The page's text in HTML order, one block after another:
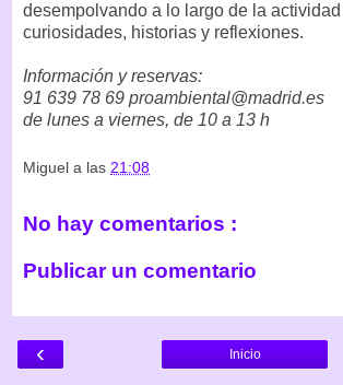
desempolvando a lo largo de la
curiosidades, historias y reflexiones.
Información y reservas:
91 639 78 69 proambiental@madrid.es
de lunes a viernes, de 10 a 13 h
Miguel a las 21:08
No hay comentarios :
Publicar un comentario
‹ Inicio